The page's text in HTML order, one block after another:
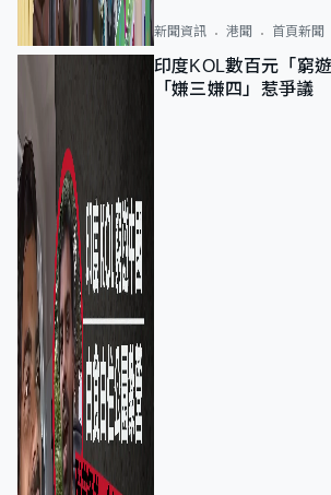
新聞資訊 港聞 首頁新聞
印度KOL數百元「窮
「嫌三嫌四」惹爭議